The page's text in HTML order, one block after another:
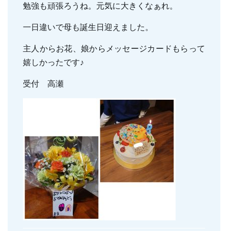
訪問口腔ケア
地図・診療時間 ブログ
勉強も頑張ろうね。元気に大きくなぁれ。
一日違いで母も誕生日迎えました。
主人からお花、娘からメッセージカードもらって
嬉しかったです♪
受付 高瀬